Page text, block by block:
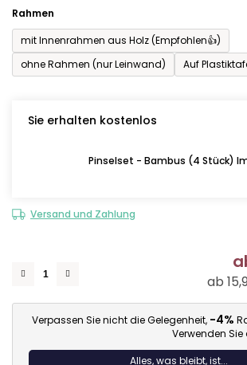
Rahmen
mit Innenrahmen aus Holz (Empfohlen👍)
ohne Rahmen (nur Leinwand)
Auf
Sie erhalten kostenlos
Pinselset - Bambus (4 Stück)
Versand und Zahlung
ab
Verpassen Sie nicht die Gelegenheit, -4%
Verwenden
Alles, was bleibt, ist...